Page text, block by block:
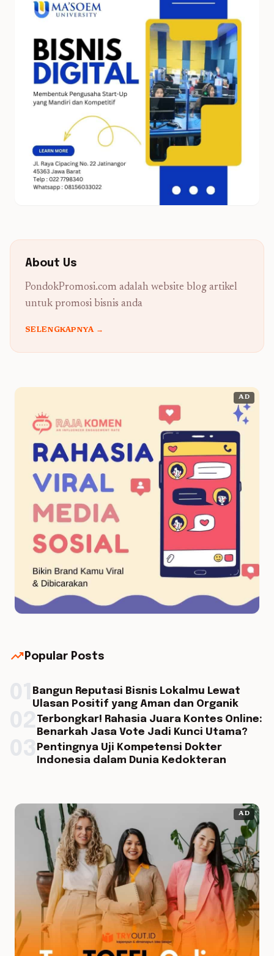
About Us
PondokPromosi.com adalah website blog artikel
untuk promosi bisnis anda
SELENGKAPNYA →
AD
trending_up Popular Posts
Bangun Reputasi Bisnis Lokalmu Lewat
Ulasan Positif yang Aman dan Organik
Terbongkar! Rahasia Juara Kontes Online:
Benarkah Jasa Vote Jadi Kunci Utama?
Pentingnya Uji Kompetensi Dokter
Indonesia dalam Dunia Kedokteran
AD